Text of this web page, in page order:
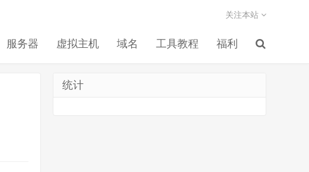
服务器 虚拟主机 域名 工具教程 福利
关注本站
统计